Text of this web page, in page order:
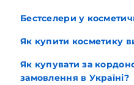
Бестселери у
Як купити косметику
Як купувати за
замовлення в Україні?